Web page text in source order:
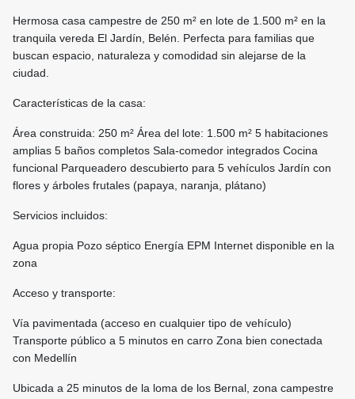
Hermosa casa campestre de 250 m² en lote de 1.500 m² en la
tranquila vereda El Jardín, Belén. Perfecta para familias que
buscan espacio, naturaleza y comodidad sin alejarse de la
ciudad.
Características de la casa:
Área construida: 250 m² Área del lote: 1.500 m² 5 habitaciones
amplias 5 baños completos Sala-comedor integrados Cocina
funcional Parqueadero descubierto para 5 vehículos Jardín con
flores y árboles frutales (papaya, naranja, plátano)
Servicios incluidos:
Agua propia Pozo séptico Energía EPM Internet disponible en la
zona
Acceso y transporte:
Vía pavimentada (acceso en cualquier tipo de vehículo)
Transporte público a 5 minutos en carro Zona bien conectada
con Medellín
Ubicada a 25 minutos de la loma de los Bernal, zona campestre